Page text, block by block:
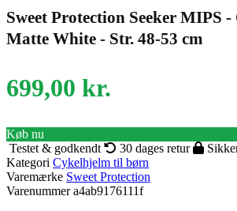
Sweet Protection Seeker MIPS
Matte White - Str. 48-53 cm
699,00 kr.
Køb nu
Testet & godkendt
30 dages retur
Kategori Cykelhjelm til børn
Varemærke Sweet Protection
Varenummer a4ab9176111f